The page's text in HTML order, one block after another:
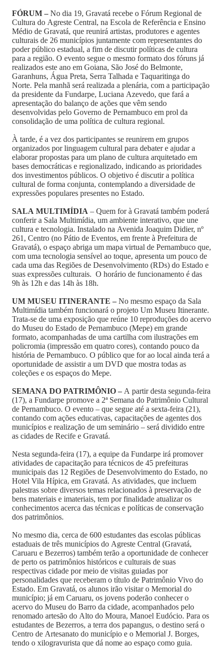
FÓRUM – No dia 19, Gravatá recebe o Fórum Regional de
Cultura do Agreste Central, na Escola de Referência e Ensino
Médio de Gravatá, que reunirá artistas, produtores e agentes
culturais de 26 municípios juntamente com representantes do
poder público estadual, a fim de discutir políticas de cultura
para a região. O evento segue o mesmo formato dos fóruns já
realizados este ano em Goiana, São José do Belmonte,
Garanhuns, Água Preta, Serra Talhada e Taquaritinga do
Norte. Pela manhã será realizada a plenária, com a participação
da presidente da Fundarpe, Luciana Azevedo, que fará a
apresentação do balanço de ações que vêm sendo
desenvolvidas pelo Governo de Pernambuco em prol da
consolidação de uma política de cultura regional.
À tarde, é a vez dos participantes se reunirem em grupos
organizados por linguagem cultural para debater e ajudar a
elaborar propostas para um plano de cultura arquitetado em
bases democráticas e regionalizado, indicando as prioridades
dos investimentos públicos. O objetivo é discutir a política
cultural de forma conjunta, contemplando a diversidade de
expressões populares presentes no Estado.
SALA MULTIMÍDIA – Quem for à Gravatá também poderá
conferir a Sala Multimídia, um ambiente interativo, que une
cultura e tecnologia. Instalado na Avenida Joaquim Didier, nº
261, Centro (no Pátio de Eventos, em frente à Prefeitura de
Gravatá), o espaço abriga um mapa virtual de Pernambuco que,
com uma tecnologia sensível ao toque, apresenta um pouco de
cada uma das Regiões de Desenvolvimento (RDs) do Estado e
suas expressões culturais. O horário de funcionamento é das
9h às 12h e das 14h às 18h.
UM MUSEU ITINERANTE – No mesmo espaço da Sala
Multimídia também funcionará o projeto Um Museu Itinerante.
Trata-se de uma exposição que reúne 10 reproduções do acervo
do Museu do Estado de Pernambuco (Mepe) em grande
formato, acompanhadas de uma cartilha com ilustrações em
policromia (impressão em quatro cores), contando pouco da
história de Pernambuco. O público que for ao local ainda terá a
oportunidade de assistir a um DVD que mostra todas as
coleções e os espaços do Mepe.
SEMANA DO PATRIMÔNIO – A partir desta segunda-feira
(17), a Fundarpe promove a 2ª Semana do Patrimônio Cultural
de Pernambuco. O evento – que segue até a sexta-feira (21),
contando com ações educativas, capacitações de agentes dos
municípios e realização de um seminário – será dividido entre
as cidades de Recife e Gravatá.
Nesta segunda-feira (17), a equipe da Fundarpe irá promover
atividades de capacitação para técnicos de 45 prefeituras
municipais das 12 Regiões de Desenvolvimento do Estado, no
Hotel Vila Hípica, em Gravatá. As atividades, que incluem
palestras sobre diversos temas relacionados à preservação de
bens materiais e imateriais, tem por finalidade atualizar os
conhecimentos acerca das técnicas e políticas de conservação
dos patrimônios.
No mesmo dia, cerca de 600 estudantes das escolas públicas
estaduais de três municípios do Agreste Central (Gravatá,
Caruaru e Bezerros) também terão a oportunidade de conhecer
de perto os patrimônios históricos e culturais de suas
respectivas cidade por meio de visitas guiadas por
personalidades que receberam o título de Patrimônio Vivo do
Estado. Em Gravatá, os alunos irão visitar o Memorial do
município; já em Caruaru, os jovens poderão conhecer o
acervo do Museu do Barro da cidade, acompanhados pelo
renomado artesão do Alto do Moura, Manoel Eudócio. Para os
estudantes de Bezerros, a terra dos papangus, o destino será o
Centro de Artesanato do município e o Memorial J. Borges,
tendo o xilogravurista que dá nome ao espaço como guia.